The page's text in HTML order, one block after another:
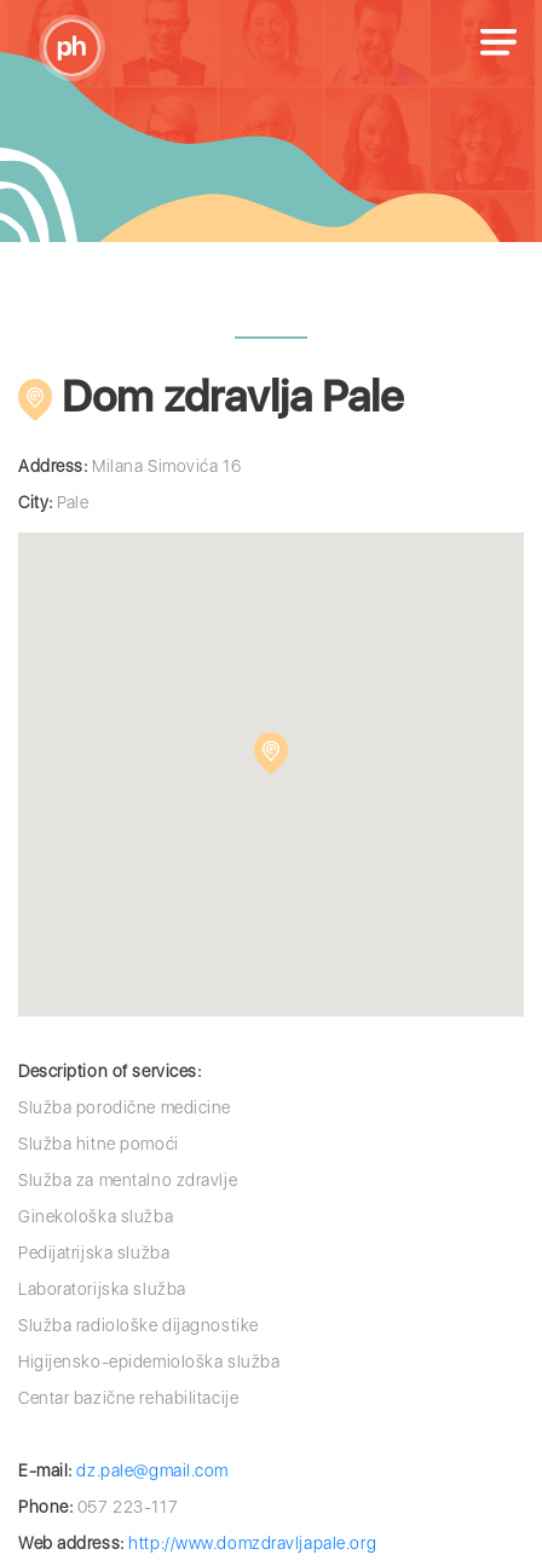
Dom zdravlja Pale
Address: Milana Simovića 16
City: Pale
Description of services:
Služba porodične medicine
Služba hitne pomoći
Služba za mentalno zdravlje
Ginekološka služba
Pedijatrijska služba
Laboratorijska služba
Služba radiološke dijagnostike
Higijensko-epidemiološka služba
Centar bazične rehabilitacije
E-mail: dz.pale@gmail.com
Phone: 057 223-117
Web address: http://www.domzdravljapale.org